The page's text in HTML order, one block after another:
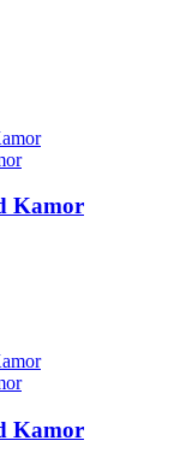
Kamor
Kamor